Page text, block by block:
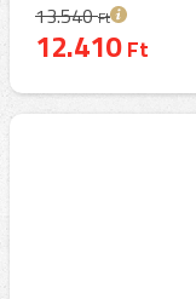
13.540Ft
12.410Ft